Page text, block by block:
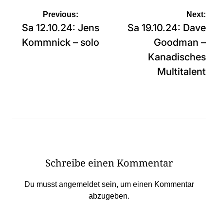
Beitragsnavigation
Previous:
Sa 12.10.24: Jens
Kommnick – solo
Next:
Sa 19.10.24: Dave
Goodman –
Kanadisches
Multitalent
Schreibe einen Kommentar
Du musstangemeldetsein, um einen Kommentar
abzugeben.